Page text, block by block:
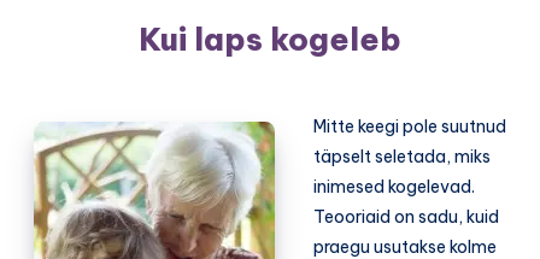
Kui laps kogeleb
Mitte keegi pole suutnud
täpselt seletada, miks
inimesed kogelevad.
Teooriaid on sadu, kuid
praegu usutakse kolme